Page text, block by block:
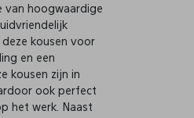
van hoogwaardige
kousen voor
en een
kousen zijn in
ook perfect
het werk. Naast